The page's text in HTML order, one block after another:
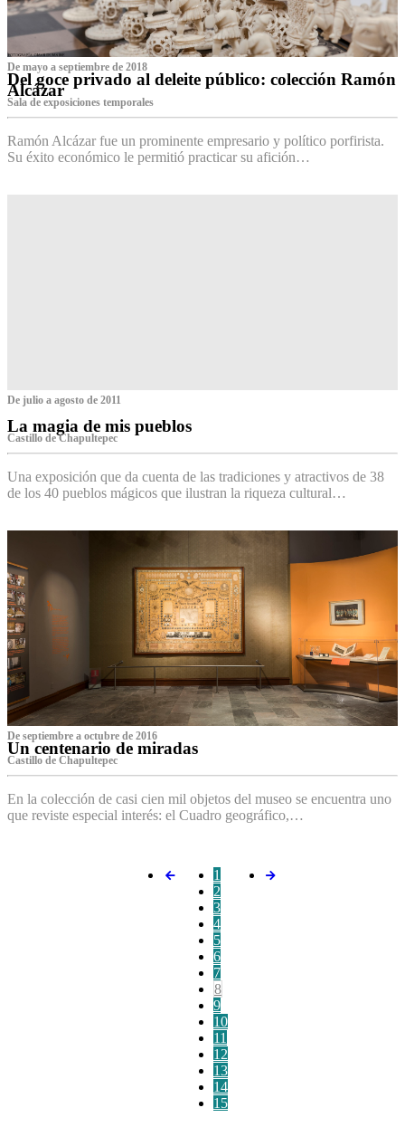
De mayo a septiembre de 2018
Del goce privado al deleite público: colección Ramón
Alcázar
Sala de exposiciones temporales
Ramón Alcázar fue un prominente empresario y político porfirista.
Su éxito económico le permitió practicar su afición…
De julio a agosto de 2011
La magia de mis pueblos
Castillo de Chapultepec
Una exposición que da cuenta de las tradiciones y atractivos de 38
de los 40 pueblos mágicos que ilustran la riqueza cultural…
De septiembre a octubre de 2016
Un centenario de miradas
Castillo de Chapultepec
En la colección de casi cien mil objetos del museo se encuentra uno
que reviste especial interés: el Cuadro geográfico,…
1
2
3
4
5
6
7
8
9
10
11
12
13
14
15